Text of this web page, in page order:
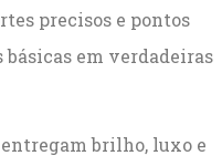
precisos e pontos
em verdadeiras
entregam brilho, luxo e